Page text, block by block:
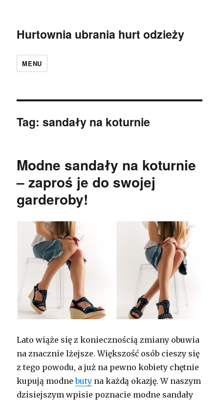
Hurtownia ubrania hurt odzieży
MENU
Tag:sandały na koturnie
Modne sandały na koturnie
– zaproś je do swojej
garderoby!
Lato wiąże się z koniecznością zmiany obuwia
na znacznie lżejsze. Większość osób cieszy się
z tego powodu, a już na pewno kobiety chętnie
kupują modnebuty na każdą okazję. W naszym
dzisiejszym wpisie poznacie modne sandały